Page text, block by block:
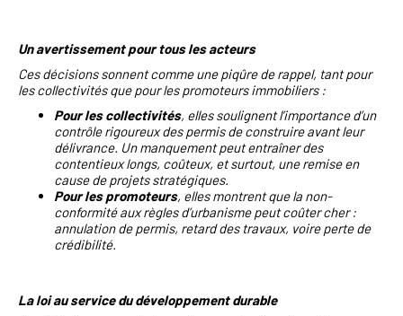
Un avertissement pour tous les acteurs
Ces décisions sonnent comme une piqûre de rappel, tant pour
les collectivités que pour les promoteurs immobiliers :
Pour les collectivités, elles soulignent l’importance d’un
contrôle rigoureux des permis de construire avant leur
délivrance. Un manquement peut entraîner des
contentieux longs, coûteux, et surtout, une remise en
cause de projets stratégiques.
Pour les promoteurs, elles montrent que la non-
conformité aux règles d’urbanisme peut coûter cher :
annulation de permis, retard des travaux, voire perte de
crédibilité.
La loi au service du développement durable